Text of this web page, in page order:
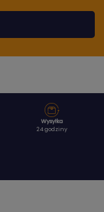
Wysyłka
24 godziny